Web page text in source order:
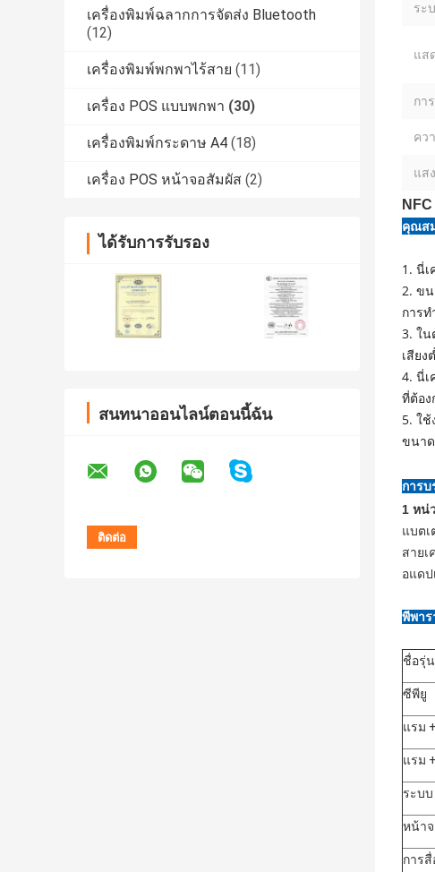
เครื่องพิมพ์ฉลากการจัดส่ง Bluetooth
(12)
เครื่องพิมพ์พกพาไร้สาย (11)
เครื่อง POS แบบพกพา (30)
เครื่องพิมพ์กระดาษ A4 (18)
เครื่อง POS หน้าจอสัมผัส (2)
ได้รับการรับรอง
สนทนาออนไลน์ตอนนี้ฉัน
ระ
แส
กา
คว
แส
คุณส
1. นี่
2. ขน
การ
3. ใน
เสียง
4. นี่
ที่ต้อ
5. ใช้
ขนาด
การบ
1 หน่
แบต
สายเ
อแด
พีพาร
ชื่อรุ่น
ซีพียู
แรม
แรม
ระบบ
หน้า
การสื่